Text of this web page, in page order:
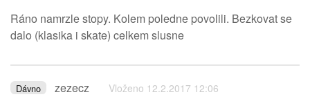
Ráno namrzle stopy. Kolem poledne povolili. Bezkovat se
dalo (klasika i skate) celkem slusne
Dávno zezecz Vloženo 12.2.2017 12:06